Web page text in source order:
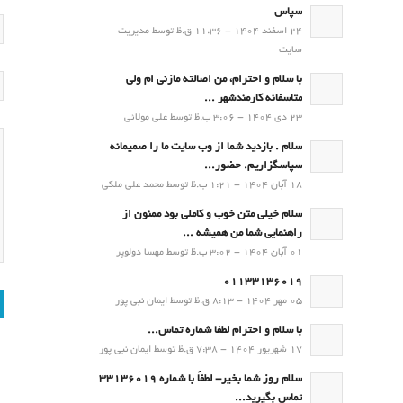
سپاس
24 اسفند 1404 - 11:36 ق.ظ توسط مدیریت
سایت
با سلام و احترام، من اصالته مازنی ام ولی
متاسفانه کارمندشهر ...
23 دی 1404 - 3:06 ب.ظ توسط علی مولائی
سلام . بازدید شما از وب سایت ما را صمیمانه
سپاسگزاریم. حضور...
18 آبان 1404 - 1:21 ب.ظ توسط محمد علی ملکی
سلام خیلی متن خوب و کاملی بود ممنون از
راهنمایی شما من همیشه ...
01 آبان 1404 - 3:02 ب.ظ توسط مهسا دولوپر
01133136019
05 مهر 1404 - 8:13 ق.ظ توسط ایمان نبی پور
با سلام و احترام لطفا شماره تماس...
17 شهریور 1404 - 7:38 ق.ظ توسط ایمان نبی پور
سلام روز شما بخیر- لطفاً با شماره 33136019
تماس بگیرید...